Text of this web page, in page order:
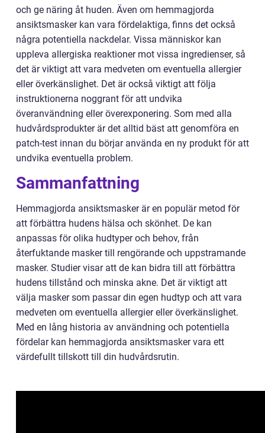
och ge näring åt huden. Även om hemmagjorda
ansiktsmasker kan vara fördelaktiga, finns det också
några potentiella nackdelar. Vissa människor kan
uppleva allergiska reaktioner mot vissa ingredienser, så
det är viktigt att vara medveten om eventuella allergier
eller överkänslighet. Det är också viktigt att följa
instruktionerna noggrant för att undvika
överanvändning eller överexponering. Som med alla
hudvårdsprodukter är det alltid bäst att genomföra en
patch-test innan du börjar använda en ny produkt för att
undvika eventuella problem.
Sammanfattning
Hemmagjorda ansiktsmasker är en populär metod för
att förbättra hudens hälsa och skönhet. De kan
anpassas för olika hudtyper och behov, från
återfuktande masker till rengörande och uppstramande
masker. Studier visar att de kan bidra till att förbättra
hudens tillstånd och minska akne. Det är viktigt att
välja masker som passar din egen hudtyp och att vara
medveten om eventuella allergier eller överkänslighet.
Med en lång historia av användning och potentiella
fördelar kan hemmagjorda ansiktsmasker vara ett
värdefullt tillskott till din hudvårdsrutin.